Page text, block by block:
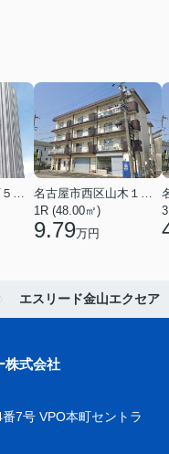
1R (48.00㎡)
9.79万円
エスリード金山エクセア
株式会社
7号 VPO本町セントラ